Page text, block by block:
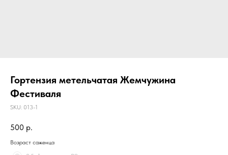
Гортензия метельчатая Жемчужина
Фестиваля
SKU: 013-1
500 р.
Возраст саженца